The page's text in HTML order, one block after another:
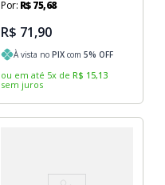
Por: R$75,68
R$ 71,90
À vista no PIX com 5% OFF
ou em até 5x de R$ 15,13
sem juros